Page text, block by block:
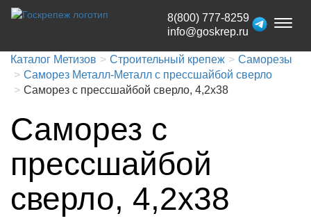
Toggle
8(800) 777-8259
info@goskrep.ru
Каталог Метизов Строительный крепеж
Саморезы
Саморез Металл-Металл с прессшайбой сверло
Саморез с прессшайбой сверло, 4,2x38
Саморез с
прессшайбой
сверло, 4,2x38